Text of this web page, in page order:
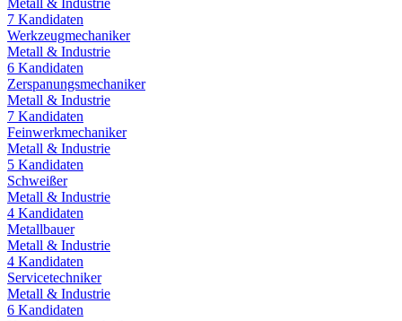
7 Kandidaten
Werkzeugmechaniker
Metall & Industrie
6 Kandidaten
Zerspanungsmechaniker
Metall & Industrie
7 Kandidaten
Feinwerkmechaniker
Metall & Industrie
5 Kandidaten
Schweißer
Metall & Industrie
4 Kandidaten
Metallbauer
Metall & Industrie
4 Kandidaten
Servicetechniker
Metall & Industrie
6 Kandidaten